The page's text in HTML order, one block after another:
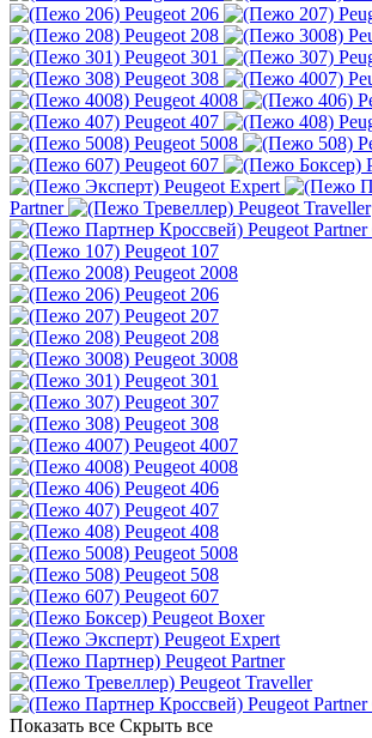
Peugeot 206
Peugeot 208
Peugeot 301
Peugeot 308
Peugeot 4008
Peugeot 407
Peugeot 5008
Peugeot 607
Peugeot Expert
Partner
Peugeot Traveller
Peugeot
Peugeot 107
Peugeot 2008
Peugeot 206
Peugeot 207
Peugeot 208
Peugeot 3008
Peugeot 301
Peugeot 307
Peugeot 308
Peugeot 4007
Peugeot 4008
Peugeot 406
Peugeot 407
Peugeot 408
Peugeot 5008
Peugeot 508
Peugeot 607
Peugeot Boxer
Peugeot Expert
Peugeot Partner
Peugeot Traveller
Peugeot
Показать все Скрыть все